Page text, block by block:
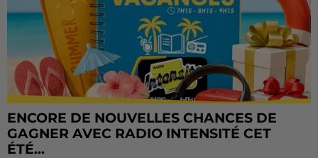
ENCORE DE NOUVELLES CHANCES DE
GAGNER AVEC RADIO INTENSITÉ CET
ÉTÉ...